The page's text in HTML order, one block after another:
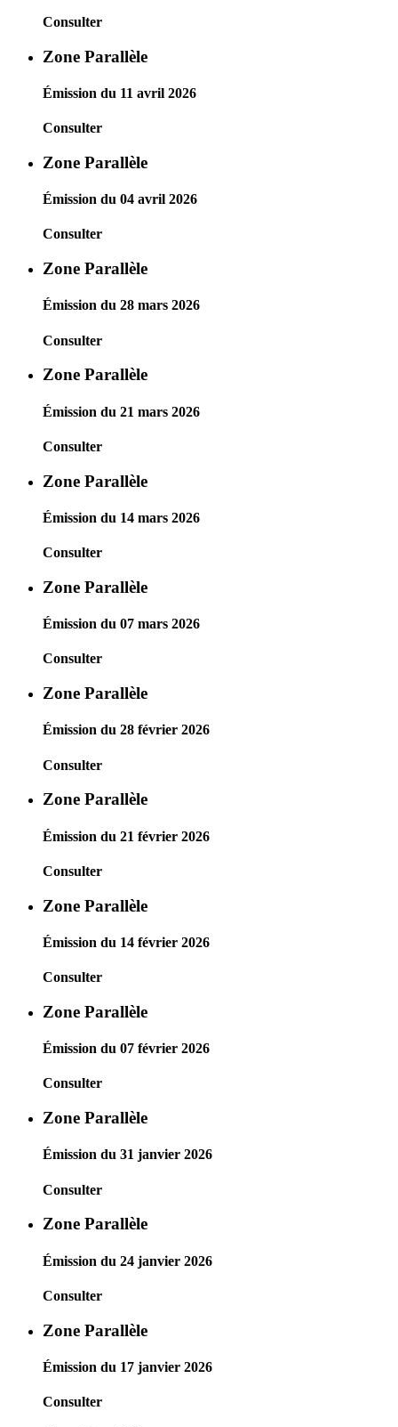
Consulter
Zone Parallèle
Émission du 11 avril 2026
Consulter
Zone Parallèle
Émission du 04 avril 2026
Consulter
Zone Parallèle
Émission du 28 mars 2026
Consulter
Zone Parallèle
Émission du 21 mars 2026
Consulter
Zone Parallèle
Émission du 14 mars 2026
Consulter
Zone Parallèle
Émission du 07 mars 2026
Consulter
Zone Parallèle
Émission du 28 février 2026
Consulter
Zone Parallèle
Émission du 21 février 2026
Consulter
Zone Parallèle
Émission du 14 février 2026
Consulter
Zone Parallèle
Émission du 07 février 2026
Consulter
Zone Parallèle
Émission du 31 janvier 2026
Consulter
Zone Parallèle
Émission du 24 janvier 2026
Consulter
Zone Parallèle
Émission du 17 janvier 2026
Consulter